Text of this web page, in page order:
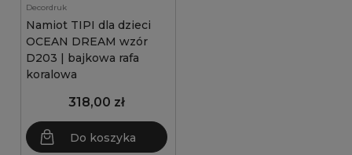
Decordruk
Namiot TIPI dla dzieci
OCEAN DREAM wzór
D203 | bajkowa rafa
koralowa
318,00 zł
Do koszyka